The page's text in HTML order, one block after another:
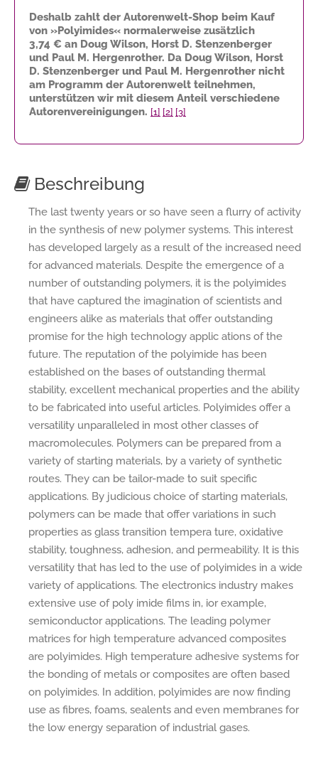
Deshalb zahlt der Autorenwelt-Shop beim Kauf
von »Polyimides« normalerweise zusätzlich
3,74 € an Doug Wilson, Horst D. Stenzenberger
und Paul M. Hergenrother. Da Doug Wilson, Horst
D. Stenzenberger und Paul M. Hergenrother nicht
am Programm der Autorenwelt teilnehmen,
unterstützen wir mit diesem Anteil verschiedene
Autorenvereinigungen. [1] [2] [3]
Beschreibung
The last twenty years or so have seen a flurry of activity
in the synthesis of new polymer systems. This interest
has developed largely as a result of the increased need
for advanced materials. Despite the emergence of a
number of outstanding polymers, it is the polyimides
that have captured the imagination of scientists and
engineers alike as materials that offer outstanding
promise for the high technology applic ations of the
future. The reputation of the polyimide has been
established on the bases of outstanding thermal
stability, excellent mechanical properties and the ability
to be fabricated into useful articles. Polyimides offer a
versatility unparalleled in most other classes of
macromolecules. Polymers can be prepared from a
variety of starting materials, by a variety of synthetic
routes. They can be tailor-made to suit specific
applications. By judicious choice of starting materials,
polymers can be made that offer variations in such
properties as glass transition tempera ture, oxidative
stability, toughness, adhesion, and permeability. It is this
versatility that has led to the use of polyimides in a wide
variety of applications. The electronics industry makes
extensive use of poly imide films in, ior example,
semiconductor applications. The leading polymer
matrices for high temperature advanced composites
are polyimides. High temperature adhesive systems for
the bonding of metals or composites are often based
on polyimides. In addition, polyimides are now finding
use as fibres, foams, sealents and even membranes for
the low energy separation of industrial gases.